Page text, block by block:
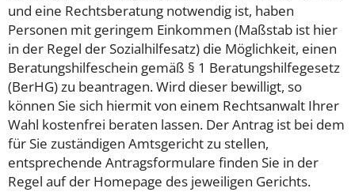
und eine Rechtsberatung notwendig ist, haben
Personen mit geringem Einkommen (Maßstab ist hier
in der Regel der Sozialhilfesatz) die Möglichkeit, einen
Beratungshilfeschein gemäß § 1 Beratungshilfegesetz
(BerHG) zu beantragen. Wird dieser bewilligt, so
können Sie sich hiermit von einem Rechtsanwalt Ihrer
Wahl kostenfrei beraten lassen. Der Antrag ist bei dem
für Sie zuständigen Amtsgericht zu stellen,
entsprechende Antragsformulare finden Sie in der
Regel auf der Homepage des jeweiligen Gerichts.